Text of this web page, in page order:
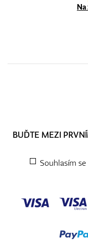
Na
BUĎTE MEZI
Souhlasím